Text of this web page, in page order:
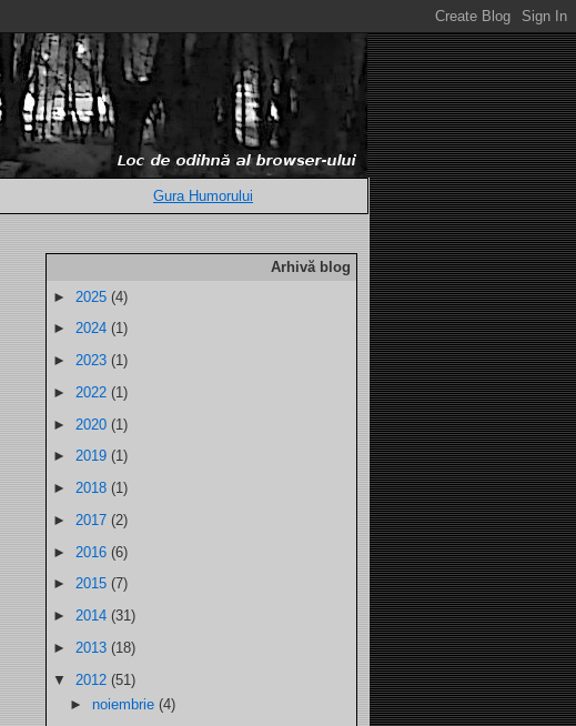
Gura Humorului
Arhivă blog
► 2025 (4)
► 2024 (1)
► 2023 (1)
► 2022 (1)
► 2020 (1)
► 2019 (1)
► 2018 (1)
► 2017 (2)
► 2016 (6)
► 2015 (7)
► 2014 (31)
► 2013 (18)
▼ 2012 (51)
►noiembrie(4)